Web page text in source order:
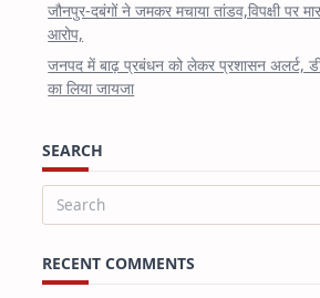
जौनपुर-दबंगों ने जमकर मचाया तांडव,विपक्षी पर
आरोप,
जनपद में बाढ़ प्रबंधन को लेकर प्रशासन अलर्ट,
का लिया जायजा
SEARCH
Search
RECENT COMMENTS